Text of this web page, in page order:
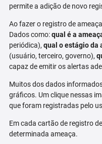
permite a adição de novo
Ao fazer o registro de
Dados como:qual é a
periódica),qual o estágio da
(usuário, terceiro, governo),
capaz de emitir os alertas
Muitos dos dados
gráficos. Um clique nessas
que foram registradas pelo
Em cada cartão de registro
determinada ameaça.